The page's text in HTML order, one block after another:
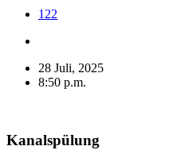
122
28 Juli, 2025
8:50 p.m.
Kanalspülung